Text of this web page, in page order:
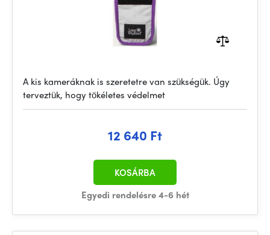
A kis kameráknak is szeretetre van szükségük. Úgy
terveztük, hogy tökéletes védelmet
12 640 Ft
Egyedi rendelésre 4-6 hét
KOSÁRBA